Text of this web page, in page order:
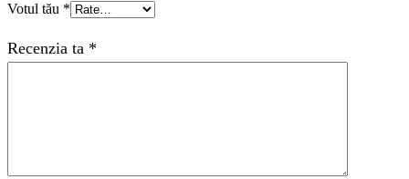
Votul tău *
Recenzia ta *